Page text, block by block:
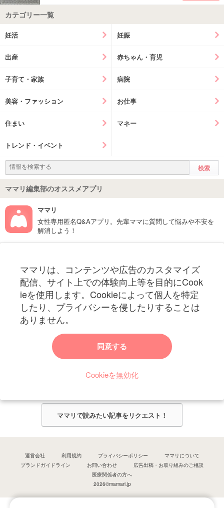
カテゴリー一覧
妊活 妊娠
出産 赤ちゃん・育児
子育て・家族 病院
美容・ファッション お仕事
住まい マネー
トレンド・イベント
ママリ編集部のオススメアプリ
ママリ
女性専用匿名Q&Aアプリ。先輩ママに質問して悩みや不安を
解消しよう！
ママリは、コンテンツや広告のカスタマイズ
配信、サイト上での体験向上等を目的にCook
ieを使用します。Cookieによって個人を特定
したり、プライバシーを侵したりすることは
ありません。
同意する
Cookieを無効化
妊娠〜子育て中のお役立ち情報を配信中
ママリからのお知らせ
ママリ編集部がみなさんのご意見をもとに記事を作成させていただきま
ママリで読みたい記事をリクエスト！
運営会社 利用規約 プライバシーポリシー
ママリについて
ブランドガイドライン
お問い合わせ
広告出稿・お取り組みのご相談
医療関係者の方へ
2026©mamari.jp